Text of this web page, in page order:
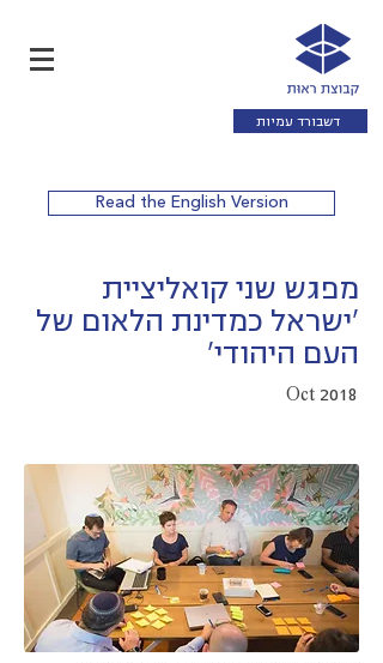
דשבורד עמיות
Read the English Version
מפגש שני קואליציית
'ישראל כמדינת הלאום של
העם היהודי'
Oct 2018